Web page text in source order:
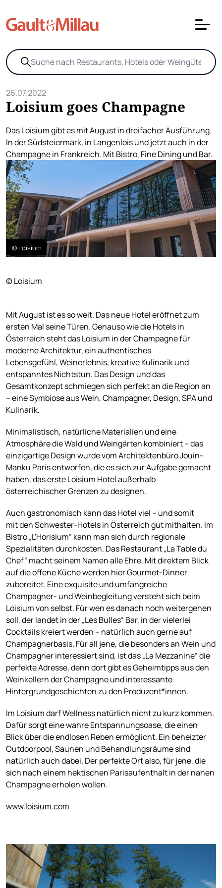
26.07.2022
Loisium goes Champagne
Das Loisium gibt es mit August in dreifacher Ausführung.
In der Südsteiermark, in Langenlois und jetzt auch in der
Champagne in Frankreich. Mit Bistro, Fine Dining und Bar.
© Loisium
© Loisium
Mit August ist es so weit. Das neue Hotel eröffnet zum
ersten Mal seine Türen. Genauso wie die Hotels in
Österreich steht das Loisium in der Champagne für
moderne Architektur, ein authentisches
Lebensgefühl, Weinerlebnis, kreative Kulinarik und
entspanntes Nichtstun. Das Design und das
Gesamtkonzept schmiegen sich perfekt an die Region an
– eine Symbiose aus Wein, Champagner, Design, SPA und
Kulinarik.
Minimalistisch, natürliche Materialien und eine
Atmosphäre die Wald und Weingärten kombiniert – das
einzigartige Design wurde vom Architektenbüro Jouin-
Manku Paris entworfen, die es sich zur Aufgabe gemacht
haben, das erste Loisium Hotel außerhalb
österreichischer Grenzen zu designen.
Auch gastronomisch kann das Hotel viel – und somit
mit den Schwester-Hotels in Österreich gut mithalten. Im
Bistro „L'Horisium“ kann man sich durch regionale
Spezialitäten durchkosten. Das Restaurant „La Table du
Chef“ macht seinem Namen alle Ehre. Mit direktem Blick
auf die offene Küche werden hier Gourmet-Dinner
zubereitet. Eine exquisite und umfangreiche
Champagner- und Weinbegleitung versteht sich beim
Loisium von selbst. Für wen es danach noch weitergehen
soll, der landet in der „Les Bulles“ Bar, in der vielerlei
Cocktails kreiert werden – natürlich auch gerne auf
Champagnerbasis. Für all jene, die besonders an Wein und
Champagner interessiert sind, ist das „La Mezzanine“ die
perfekte Adresse, denn dort gibt es Geheimtipps aus den
Weinkellern der Champagne und interessante
Hintergrundgeschichten zu den Produzent*innen.
Im Loisium darf Wellness natürlich nicht zu kurz kommen.
Dafür sorgt eine wahre Entspannungsoase, die einen
Blick über die endlosen Reben ermöglicht. Ein beheizter
Outdoorpool, Saunen und Behandlungsräume sind
natürlich auch dabei. Der perfekte Ort also, für jene, die
sich nach einem hektischen Parisaufenthalt in der nahen
Champagne erholen wollen.
www.loisium.com